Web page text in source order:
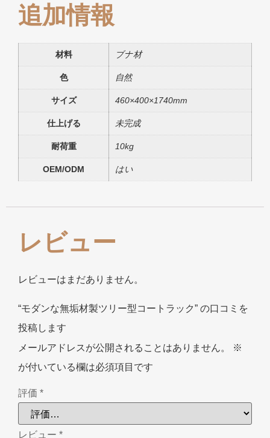
追加情報
材料 ブナ材
色 自然
サイズ 460×400×1740mm
仕上げる 未完成
耐荷重 10kg
OEM/ODM はい
レビュー
レビューはまだありません。
“モダンな無垢材製ツリー型コートラック” の口コミを
投稿します
メールアドレスが公開されることはありません。
※
が付いている欄は必須項目です
評価 *
レビュー *